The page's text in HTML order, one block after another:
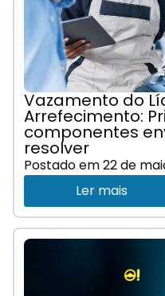
Vazamento do
Arrefecimento:
componentes
resolver
Postado em22 de
Ler mais